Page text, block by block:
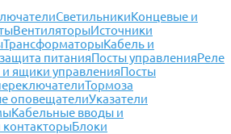
СветильникиКонцевые и
ВентиляторыИсточники
ТрансформаторыКабель и
питанияПосты управленияРеле
ящики управленияПосты
Тормоза
оповещателиУказатели
Кабельные вводы и
контакторыБлоки